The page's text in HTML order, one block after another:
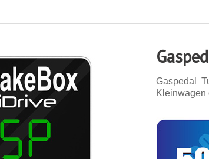
Gaspedal
Kleinwagen